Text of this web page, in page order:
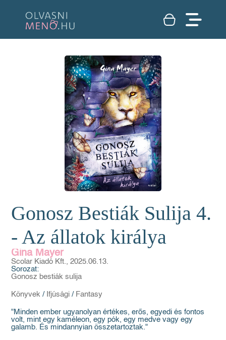
Gonosz Bestiák Sulija 4.
- Az állatok királya
Gina Mayer
Scolar Kiadó Kft., 2025.06.13.
Sorozat:
Gonosz bestiák sulija
Könyvek / Ifjúsági / Fantasy
"Minden ember ugyanolyan értékes, erős, egyedi és fontos
volt, mint egy kaméleon, egy pók, egy medve vagy egy
galamb. És mindannyian összetartoztak."